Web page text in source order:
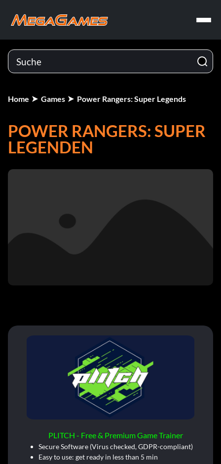
Home Games Power Rangers: Super Legends
POWER RANGERS: SUPER
LEGENDEN
PLITCH - Free & Premium Game Trainer
Secure Software (Virus checked, GDPR-compliant)
Easy to use: get ready in less than 5 min